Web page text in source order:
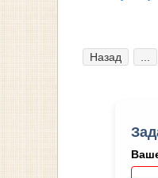
Назад ...